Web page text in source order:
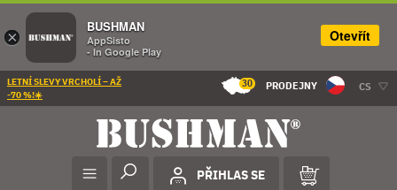
LETNÍ SLEVY VRCHOLÍ – AŽ
-70 %!☀️
30 PRODEJNY CS
PŘIHLAS SE
×
BUSHMAN
AppSisto
- In Google Play
Otevřít